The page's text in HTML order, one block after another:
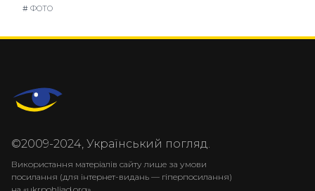
# ФОТО
©2009-2024, Український погляд.
Використання матеріалів сайту лише за умови
посилання (для інтернет-видань — гіперпосилання)